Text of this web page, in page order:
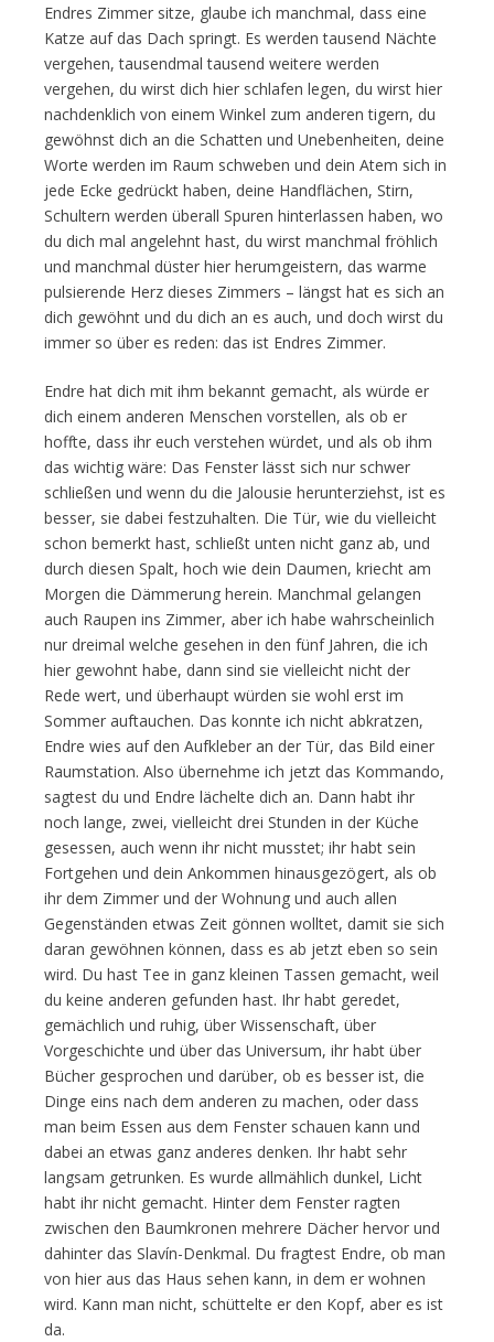
Endres Zimmer sitze, glaube ich manchmal, dass eine
Katze auf das Dach springt. Es werden tausend Nächte
vergehen, tausendmal tausend weitere werden
vergehen, du wirst dich hier schlafen legen, du wirst hier
nachdenklich von einem Winkel zum anderen tigern, du
gewöhnst dich an die Schatten und Unebenheiten, deine
Worte werden im Raum schweben und dein Atem sich in
jede Ecke gedrückt haben, deine Handflächen, Stirn,
Schultern werden überall Spuren hinterlassen haben, wo
du dich mal angelehnt hast, du wirst manchmal fröhlich
und manchmal düster hier herumgeistern, das warme
pulsierende Herz dieses Zimmers – längst hat es sich an
dich gewöhnt und du dich an es auch, und doch wirst du
immer so über es reden: das ist Endres Zimmer.
Endre hat dich mit ihm bekannt gemacht, als würde er
dich einem anderen Menschen vorstellen, als ob er
hoffte, dass ihr euch verstehen würdet, und als ob ihm
das wichtig wäre: Das Fenster lässt sich nur schwer
schließen und wenn du die Jalousie herunterziehst, ist es
besser, sie dabei festzuhalten. Die Tür, wie du vielleicht
schon bemerkt hast, schließt unten nicht ganz ab, und
durch diesen Spalt, hoch wie dein Daumen, kriecht am
Morgen die Dämmerung herein. Manchmal gelangen
auch Raupen ins Zimmer, aber ich habe wahrscheinlich
nur dreimal welche gesehen in den fünf Jahren, die ich
hier gewohnt habe, dann sind sie vielleicht nicht der
Rede wert, und überhaupt würden sie wohl erst im
Sommer auftauchen. Das konnte ich nicht abkratzen,
Endre wies auf den Aufkleber an der Tür, das Bild einer
Raumstation. Also übernehme ich jetzt das Kommando,
sagtest du und Endre lächelte dich an. Dann habt ihr
noch lange, zwei, vielleicht drei Stunden in der Küche
gesessen, auch wenn ihr nicht musstet; ihr habt sein
Fortgehen und dein Ankommen hinausgezögert, als ob
ihr dem Zimmer und der Wohnung und auch allen
Gegenständen etwas Zeit gönnen wolltet, damit sie sich
daran gewöhnen können, dass es ab jetzt eben so sein
wird. Du hast Tee in ganz kleinen Tassen gemacht, weil
du keine anderen gefunden hast. Ihr habt geredet,
gemächlich und ruhig, über Wissenschaft, über
Vorgeschichte und über das Universum, ihr habt über
Bücher gesprochen und darüber, ob es besser ist, die
Dinge eins nach dem anderen zu machen, oder dass
man beim Essen aus dem Fenster schauen kann und
dabei an etwas ganz anderes denken. Ihr habt sehr
langsam getrunken. Es wurde allmählich dunkel, Licht
habt ihr nicht gemacht. Hinter dem Fenster ragten
zwischen den Baumkronen mehrere Dächer hervor und
dahinter das Slavín-Denkmal. Du fragtest Endre, ob man
von hier aus das Haus sehen kann, in dem er wohnen
wird. Kann man nicht, schüttelte er den Kopf, aber es ist
da.